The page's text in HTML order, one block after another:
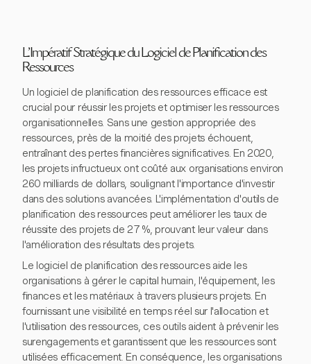
L'Impératif Stratégique du Logiciel de Planification des
Ressources
Un logiciel de planification des ressources efficace est
crucial pour réussir les projets et optimiser les ressources
organisationnelles. Sans une gestion appropriée des
ressources, près de la moitié des projets échouent,
entraînant des pertes financières significatives. En 2020,
les projets infructueux ont coûté aux organisations environ
260 milliards de dollars, soulignant l'importance d'investir
dans des solutions avancées. L'implémentation d'outils de
planification des ressources peut améliorer les taux de
réussite des projets de 27 %, prouvant leur valeur dans
l'amélioration des résultats des projets.
Le logiciel de planification des ressources aide les
organisations à gérer le capital humain, l'équipement, les
finances et les matériaux à travers plusieurs projets. En
fournissant une visibilité en temps réel sur l'allocation et
l'utilisation des ressources, ces outils aident à prévenir les
surengagements et garantissent que les ressources sont
utilisées efficacement. En conséquence, les organisations